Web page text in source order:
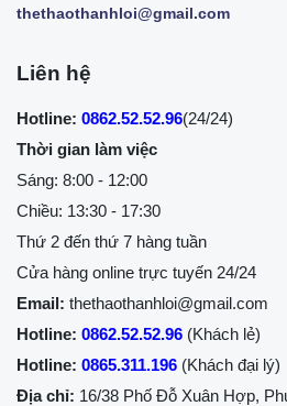
thethaothanhloi@gmail.com
Liên hệ
Hotline: 0862.52.52.96(24/24)
Thời gian làm việc
Sáng: 8:00 - 12:00
Chiều: 13:30 - 17:30
Thứ 2 đến thứ 7 hàng tuần
Cửa hàng online trực tuyến 24/24
Email: thethaothanhloi@gmail.com
Hotline: 0862.52.52.96 (Khách lẻ)
Hotline: 0865.311.196 (Khách đại lý)
Địa chỉ: 16/38 Phố Đỗ Xuân Hợp,